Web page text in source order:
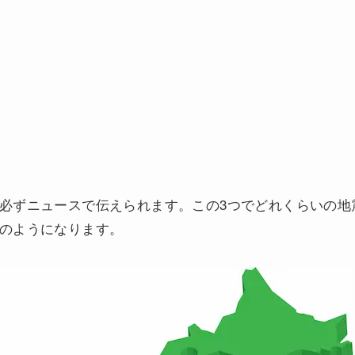
ずニュースで伝えられます。この3つでどれくらいの地
ようになります。